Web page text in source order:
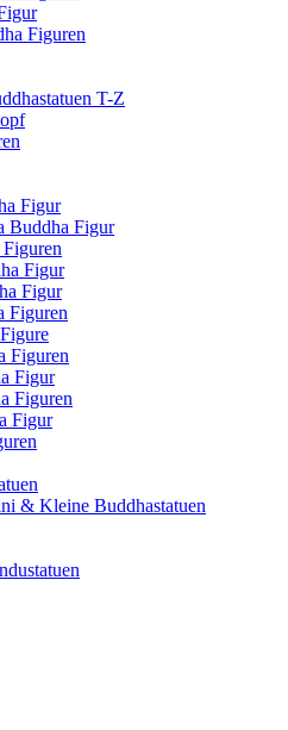
Figuren
T-Z
Figur
Buddha Figur
Figur
Figur
Figuren
Figuren
Figur
Figuren
Figur
& Kleine Buddhastatuen